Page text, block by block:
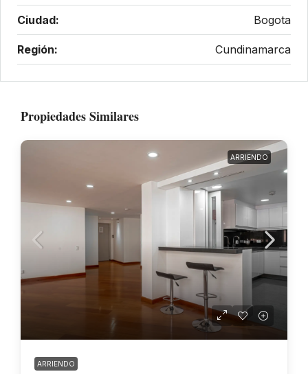
Ciudad: Bogota
Región: Cundinamarca
Propiedades Similares
ARRIENDO
ARRIENDO